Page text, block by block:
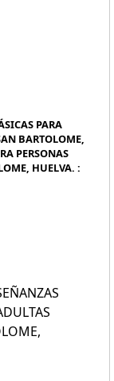
PARA
BARTOLOME,
PERSONAS
HUELVA. :